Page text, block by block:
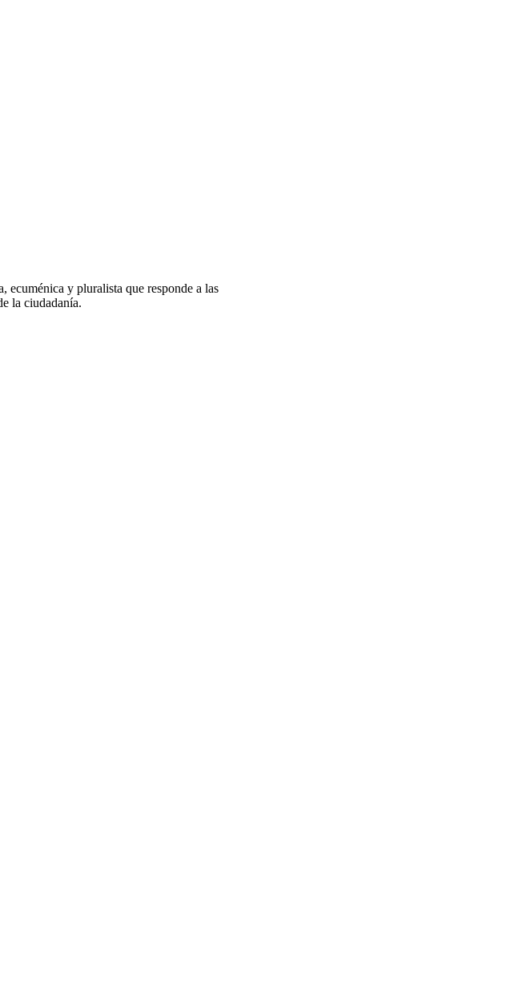
y pluralista que responde a las
la ciudadanía.